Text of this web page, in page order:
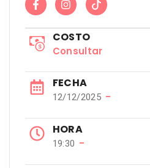
COSTO
Consultar
FECHA
12/12/2025 −
HORA
19:30 −